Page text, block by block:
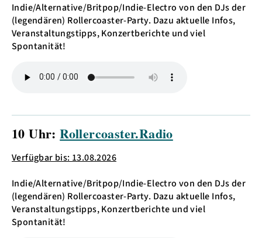
Indie/Alternative/Britpop/Indie-Electro von den DJs der
(legendären) Rollercoaster-Party. Dazu aktuelle Infos,
Veranstaltungstipps, Konzertberichte und viel
Spontanität!
10 Uhr:Rollercoaster.Radio
Verfügbar bis: 13.08.2026
Indie/Alternative/Britpop/Indie-Electro von den DJs der
(legendären) Rollercoaster-Party. Dazu aktuelle Infos,
Veranstaltungstipps, Konzertberichte und viel
Spontanität!